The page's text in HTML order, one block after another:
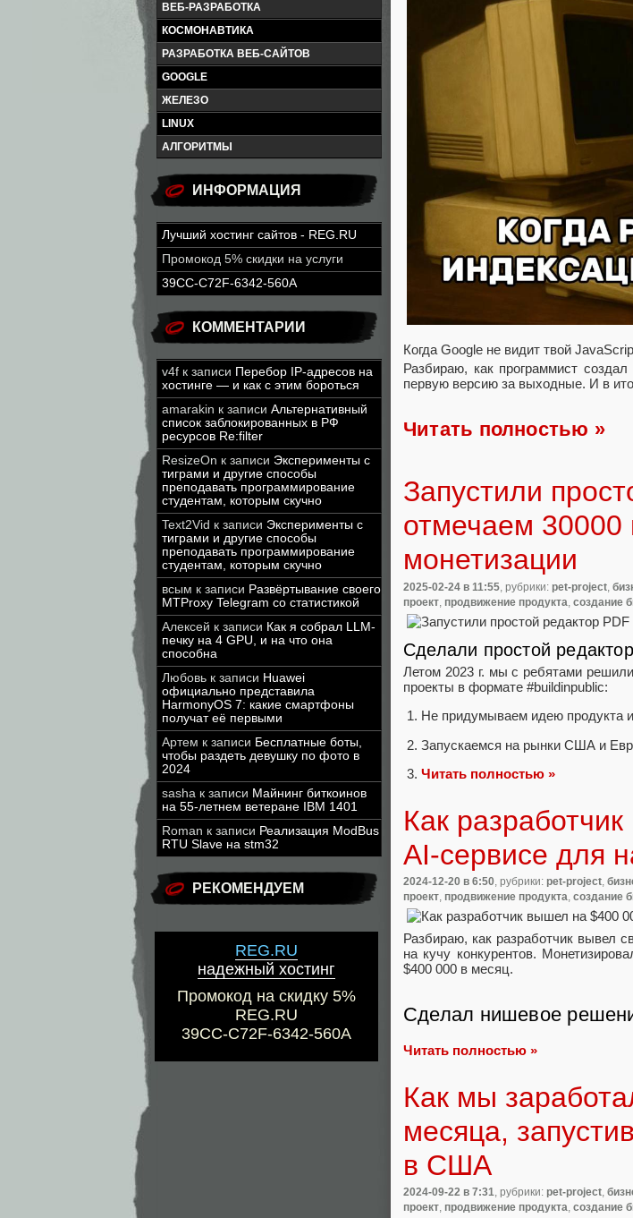
ВЕБ-РАЗРАБОТКА
КОСМОНАВТИКА
РАЗРАБОТКА ВЕБ-САЙТОВ
GOOGLE
ЖЕЛЕЗО
LINUX
АЛГОРИТМЫ
ИНФОРМАЦИЯ
Лучший хостинг сайтов - REG.RU
Промокод 5% скидки на услуги
39CC-C72F-6342-560A
КОММЕНТАРИИ
v4f к записи Перебор IP-адресов на
хостинге — и как с этим бороться
amarakin к записи Альтернативный
список заблокированных в РФ
ресурсов Re:filter
ResizeOn к записи Эксперименты с
тиграми и другие способы
преподавать программирование
студентам, которым скучно
Text2Vid к записи Эксперименты с
тиграми и другие способы
преподавать программирование
студентам, которым скучно
всым к записи Развёртывание своего
MTProxy Telegram со статистикой
Алексей к записи Как я собрал LLM-
печку на 4 GPU, и на что она
способна
Любовь к записи Huawei
официально представила
HarmonyOS 7: какие смартфоны
получат её первыми
Артем к записи Бесплатные боты,
чтобы раздеть девушку по фото в
2024
sasha к записи Майнинг биткоинов
на 55-летнем ветеране IBM 1401
Roman к записи Реализация ModBus
RTU Slave на stm32
РЕКОМЕНДУЕМ
REG.RU
надежный хостинг
Промокод на скидку 5%
REG.RU
39CC-C72F-6342-560A
Когда Google не видит твой
Разбираю, как программист
первую версию за выходные. И в
Читать полностью »
Запустили
отмечаем 30000
монетизации
2025-02-24 в 11:55 , рубрики: pet-project
проект продвижение продукта создание
Сделали простой
Летом 2023 г. мы с ребятами
проекты в формате #buildinpublic:
Не придумываем идею продукта
Запускаемся на рынки США и
Читать полностью »
Как
AI-сервисе для
2024-12-20 в 6:50, рубрики: pet-project,
проект, продвижение продукта, создание
Разбираю, как разработчик вывел
на кучу конкурентов.
$400 000 в месяц.
Сделал нишевое
Читать полностью »
Как мы
месяца,
в США
2024-09-22 в 7:31 , рубрики: pet-project
проект продвижение продукта создание